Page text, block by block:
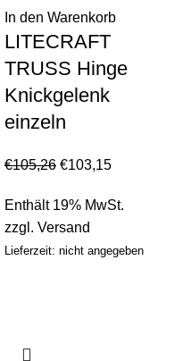
In den Warenkorb
LITECRAFT
TRUSS Hinge
Knickgelenk
einzeln
€105,26 €103,15
Enthält 19% MwSt.
zzgl. Versand
Lieferzeit: nicht angegeben